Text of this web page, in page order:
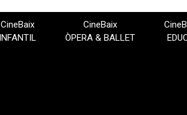
CineBaix
INFANTIL
CineBaix
ÒPERA & BALLET